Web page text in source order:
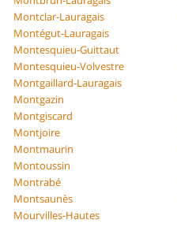
Montclar-Lauragais
Montégut-Lauragais
Montesquieu-Guittaut
Montesquieu-Volvestre
Montgaillard-Lauragais
Montgazin
Montgiscard
Montjoire
Montmaurin
Montoussin
Montrabé
Montsaunès
Mourvilles-Hautes